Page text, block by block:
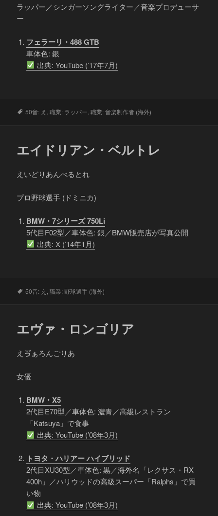
ラッパー／シンガーソングライター／音楽プロデューサ
ー
フェラーリ・488 GTB
車体色: 銀
出典: YouTube (’17年7月)
タ
50音: え ,職業: ラッパー,職業: 音楽制作者 (海外)
エイドリアン・ベルトレ
えいどりあんべるとれ
プロ野球選手 (ドミニカ)
BMW・7シリーズ 750Li
5代目F02型／車体色: 銀／BMW販売店が写真公開
出典: X (’14年1月)
タ
50音: え ,職業: 野球選手 (海外)
エヴァ・ロンゴリア
えゔぁろんごりあ
女優
BMW・X5
2代目E70型／車体色: 濃青／高級レストラン
「Katsuya」で食事
出典: YouTube (’08年3月)
トヨタ・ハリアー ハイブリッド
2代目XU30型／車体色: 黒／海外名「レクサス・RX
400h」／ハリウッドの高級スーパー「Ralphs」で買
い物
出典: YouTube (’08年3月)